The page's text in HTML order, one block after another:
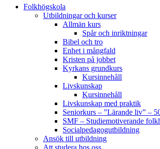
Folkhögskola
Utbildningar och kurser
Allmän kurs
Spår och inriktningar
Bibel och tro
Enhet i mångfald
Kristen på jobbet
Kyrkans grundkurs
Kursinnehåll
Livskunskap
Kursinnehåll
Livskunskap med praktik
Seniorkurs – ”Lärande liv” –
SMF – Studiemotiverande
Socialpedagog­utbildning
Ansök till utbildning
Att studera hos oss